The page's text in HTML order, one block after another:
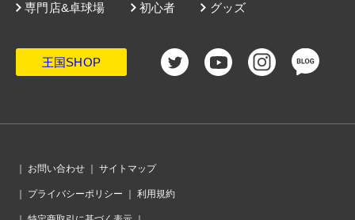
グッズ
専門店&卓球場 初心者
王国SHOP
｜ お問い合わせ ｜ サイトマップ
｜ プライバシーポリシー ｜ 利用規約